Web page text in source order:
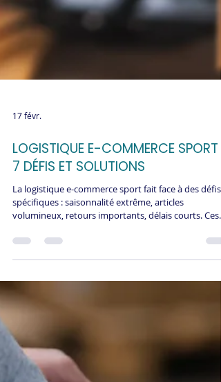
17 févr.
7 DÉFIS ET SOLUTIONS
La logistique e-commerce sport fait face à des défis
spécifiques : saisonnalité extrême, articles